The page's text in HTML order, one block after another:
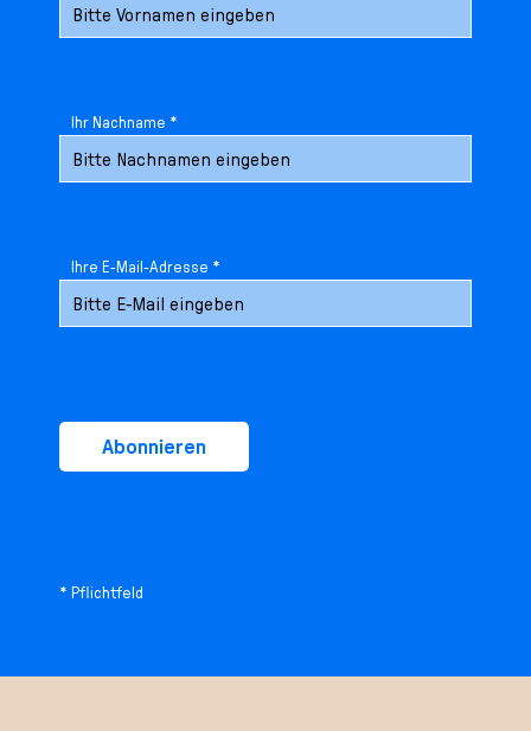
Ihr Nachname *
Ihre E-Mail-Adresse *
Abonnieren
* Pflichtfeld